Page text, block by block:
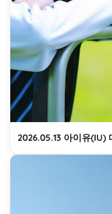
2026.05.13 아이유(IU)